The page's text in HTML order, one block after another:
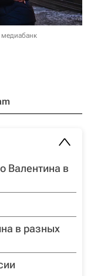
медиабанк
Валентина в
в разных